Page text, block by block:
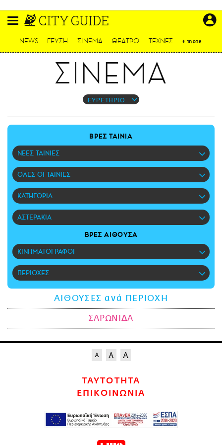
περιεχόμενο
CITY GUIDE
LIFO SHOP
NEWSLETTER
ΜΙΚΡΟΠΡΑΓΜΑΤΑ
THE GOOD LIFO
LIFOLAND
ΑΜΠΑ
PRINT
ΕΙΔΗΣΕΙΣ
CULTURE
ΑΠΟΨΕΙΣ
ΤΡΟΠΟΣ ΖΩΗΣ
NEWS ΓΕΥΣΗ ΣΙΝΕΜΑ ΘΕΑΤΡΟ ΤΕΧΝΕΣ + more
ΣΙΝΕΜΑ
ΕΥΡΕΤΗΡΙΟ
ΒΡΕΣ ΤΑΙΝΙΑ
ΝΕΕΣ ΤΑΙΝΙΕΣ
ΟΛΕΣ ΟΙ ΤΑΙΝΙΕΣ
ΚΑΤΗΓΟΡΙΑ
ΒΡΕΣ ΑΙΘΟΥΣΑ
ΚΙΝΗΜΑΤΟΓΡΑΦΟΙ
ΠΕΡΙΟΧΕΣ
ΑΣΤΕΡΑΚΙΑ
ΑΙΘΟΥΣΕΣ ανά ΠΕΡΙΟΧΗ
ΣΑΡΩΝΙΔΑ
ΤΑΥΤΟΤΗΤΑ
ΕΠΙΚΟΙΝΩΝΙΑ